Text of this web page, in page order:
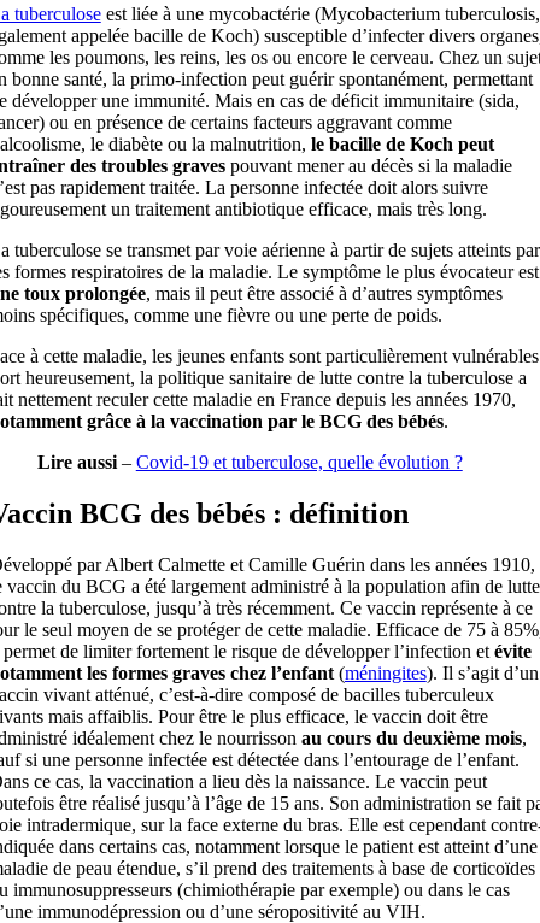
tuberculoseest liée à une mycobactérie (Mycobacterium tuberculosis,
appelée bacille de Koch) susceptible d’infecter divers
les poumons, les reins, les os ou encore le cerveau. Chez un
bonne santé, la primo-infection peut guérir spontanément, permettant
développer une immunité. Mais en cas de déficit immunitaire (sida,
ou en présence de certains facteurs aggravant comme
le diabète ou la malnutrition, le bacille de Koch peut
des troubles gravespouvant mener au décès si la maladie
pas rapidement traitée. La personne infectée doit alors suivre
un traitement antibiotique efficace, mais très long.
tuberculose se transmet par voie aérienne à partir de sujets atteints par
formes respiratoires de la maladie. Le symptôme le plus évocateur est
toux prolongée, mais il peut être associé à d’autres symptômes
spécifiques, comme une fièvre ou une perte de poids.
à cette maladie, les jeunes enfants sont particulièrement
heureusement, la politique sanitaire de lutte contre la tuberculose a
nettement reculer cette maladie en France depuis les années 1970,
grâce à la vaccination par le BCG des bébés.
Lire aussi– Covid-19 et tuberculose, quelle évolution ?
BCG des bébés : définition
par Albert Calmette et Camille Guérin dans les années 1910,
vaccin du BCG a été largement administré à la population afin de
la tuberculose, jusqu’à très récemment. Ce vaccin représente à ce
le seul moyen de se protéger de cette maladie. Efficace de 75 à
de limiter fortement le risque de développer l’infection et évite
les formes graves chez l’enfant(méningites). Il s’agit d’un
vivant atténué, c’est-à-dire composé de bacilles tuberculeux
mais affaiblis. Pour être le plus efficace, le vaccin doit être
idéalement chez le nourrisson au cours du deuxième mois,
si une personne infectée est détectée dans l’entourage de l’enfant.
ce cas, la vaccination a lieu dès la naissance. Le vaccin peut
être réalisé jusqu’à l’âge de 15 ans. Son administration se fait
intradermique, sur la face externe du bras. Elle est cependant
dans certains cas, notamment lorsque le patient est atteint d’une
de peau étendue, s’il prend des traitements à base de corticoïdes
immunosuppresseurs (chimiothérapie par exemple) ou dans le cas
immunodépression ou d’une séropositivité au VIH.